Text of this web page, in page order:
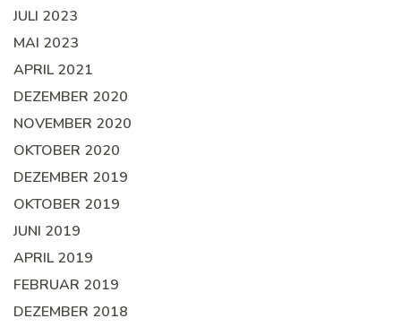
JULI 2023
MAI 2023
APRIL 2021
DEZEMBER 2020
NOVEMBER 2020
OKTOBER 2020
DEZEMBER 2019
OKTOBER 2019
JUNI 2019
APRIL 2019
FEBRUAR 2019
DEZEMBER 2018